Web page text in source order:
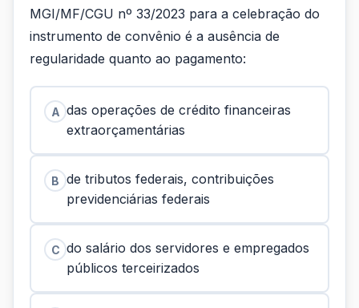
MGI/MF/CGU nº 33/2023 para a celebração do
instrumento de convênio é a ausência de
regularidade quanto ao pagamento:
A das operações de crédito financeiras
extraorçamentárias
B de tributos federais, contribuições
previdenciárias federais
C do salário dos servidores e empregados
públicos terceirizados